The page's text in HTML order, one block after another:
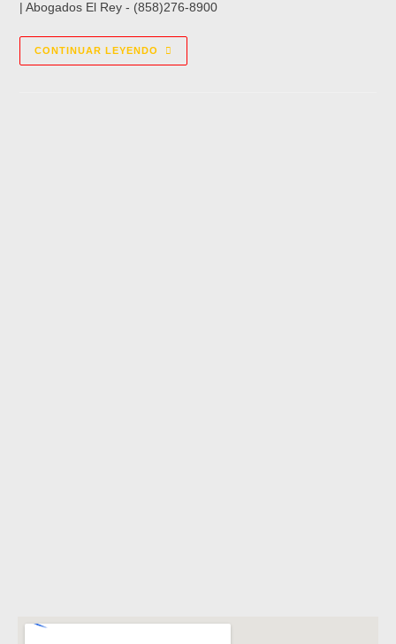
| Abogados El Rey - (858)276-8900
CONTINUAR LEYENDO